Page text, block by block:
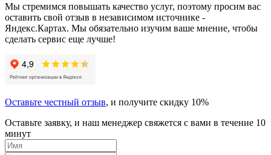
Мы стремимся повышать качество услуг, поэтому просим вас
оставить свой отзыв в независимом источнике -
Яндекс.Картах. Мы обязательно изучим ваше мнение, чтобы
сделать сервис еще лучше!
Оставьте честный отзыв, и получите скидку 10%
Оставьте заявку, и наш менеджер свяжется с вами в течение 10
минут